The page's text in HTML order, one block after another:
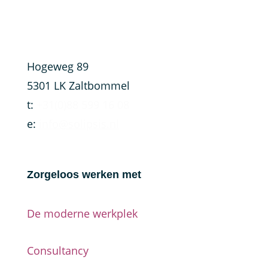
Hogeweg 89
5301 LK Zaltbommel
t:
e:
Zorgeloos werken met
De moderne werkplek
Consultancy